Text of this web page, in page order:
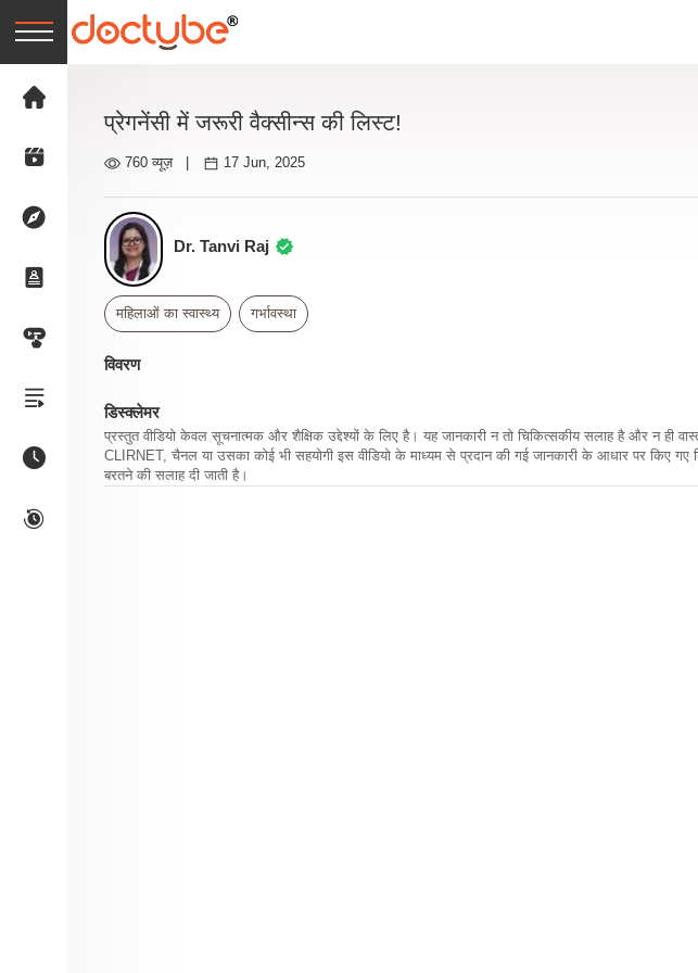
प्रेगनेंसी में जरूरी वैक्सीन्स की लिस्ट!
760 व्यूज़ 17 Jun, 2025
Dr. Tanvi Raj
महिलाओं का स्वास्थ्य गर्भावस्था
विवरण
डिस्क्लेमर
प्रस्तुत वीडियो केवल सूचनात्मक और शैक्षिक उद्देश्यों के लिए है। यह जानकारी न तो चिकित्सकीय सलाह है और न ही
CLIRNET, चैनल या उसका कोई भी सहयोगी इस वीडियो के माध्यम से प्रदान की गई जानकारी के आधार पर किए गए
बरतने की सलाह दी जाती है।